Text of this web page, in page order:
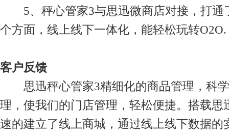
5、秤心管家3与思迅微商店对接，打通
个方面，线上线下一体化，能轻松玩转O2O.
客户反馈
思迅秤心管家3精细化的商品管理，科学
理，使我们的门店管理，轻松便捷。搭载
速的建立了线上商城，通过线上线下数据